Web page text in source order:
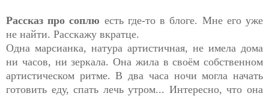
Рассказ про соплю есть где-то в блоге. Мне его уже
не найти. Расскажу вкратце.
Одна марсианка, натура артистичная, не имела дома
ни часов, ни зеркала. Она жила в своём собственном
артистическом ритме. В два часа ночи могла начать
готовить еду, спать лечь утром... Интересно, что она